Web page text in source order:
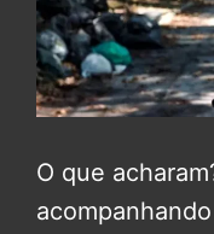
O que